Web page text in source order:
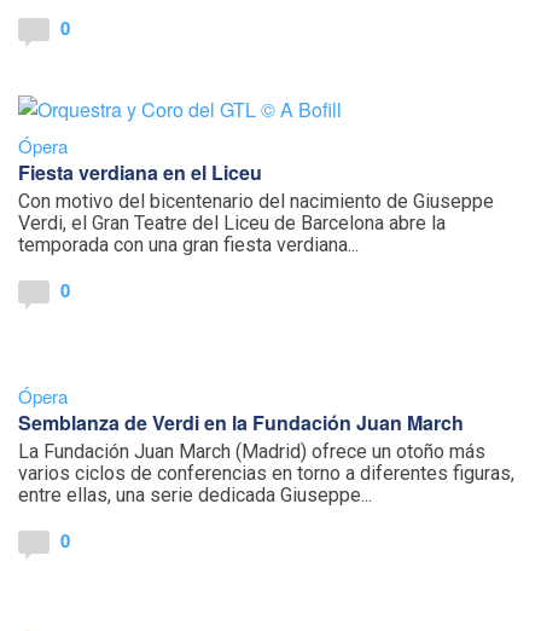
0
Ópera
Fiesta verdiana en el Liceu
Con motivo del bicentenario del nacimiento de Giuseppe
Verdi, el Gran Teatre del Liceu de Barcelona abre la
temporada con una gran fiesta verdiana...
0
Ópera
Semblanza de Verdi en la Fundación Juan March
La Fundación Juan March (Madrid) ofrece un otoño más
varios ciclos de conferencias en torno a diferentes figuras,
entre ellas, una serie dedicada Giuseppe...
0